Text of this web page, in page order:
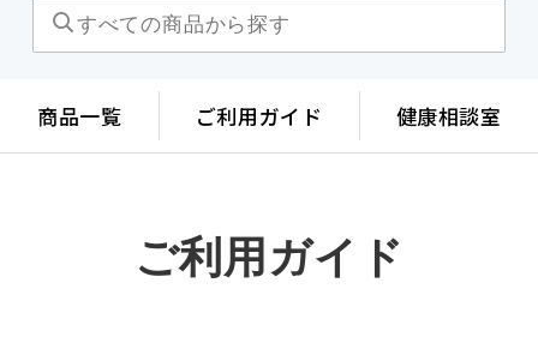
商品一覧 ご利用ガイド 健康相談室
ご利用ガイド